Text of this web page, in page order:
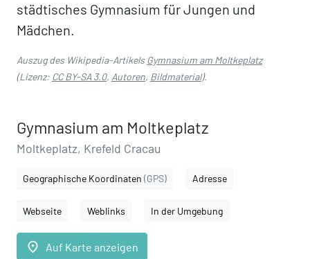
städtisches Gymnasium für Jungen und
Mädchen.
Auszug des Wikipedia-ArtikelsGymnasium am Moltkeplatz
(Lizenz: CC BY-SA 3.0, Autoren, Bildmaterial).
Gymnasium am Moltkeplatz
Moltkeplatz, Krefeld Cracau
Geographische Koordinaten (GPS) Adresse
Webseite Weblinks In der Umgebung
place Auf Karte anzeigen